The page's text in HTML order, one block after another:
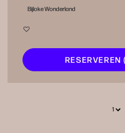
Bijloke Wonderland
RESERVEREN